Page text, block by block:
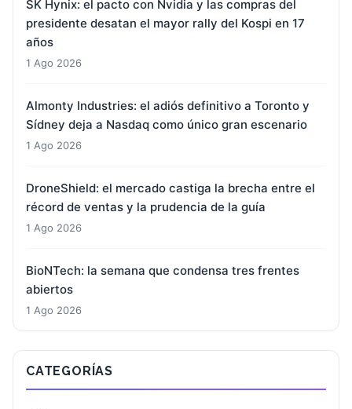
SK Hynix: el pacto con Nvidia y las compras del
presidente desatan el mayor rally del Kospi en 17
años
1 Ago 2026
Almonty Industries: el adiós definitivo a Toronto y
Sídney deja a Nasdaq como único gran escenario
1 Ago 2026
DroneShield: el mercado castiga la brecha entre el
récord de ventas y la prudencia de la guía
1 Ago 2026
BioNTech: la semana que condensa tres frentes
abiertos
1 Ago 2026
CATEGORÍAS